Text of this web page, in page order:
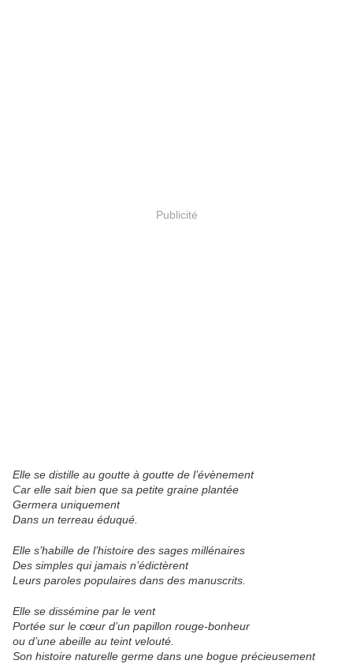
Publicité
Elle se distille au goutte à goutte de l’évènement
Car elle sait bien que sa petite graine plantée
Germera uniquement
Dans un terreau éduqué.
Elle s’habille de l’histoire des sages millénaires
Des simples qui jamais n’édictèrent
Leurs paroles populaires dans des manuscrits.
Elle se dissémine par le vent
Portée sur le cœur d’un papillon rouge-bonheur
ou d’une abeille au teint velouté.
Son histoire naturelle germe dans une bogue précieusement